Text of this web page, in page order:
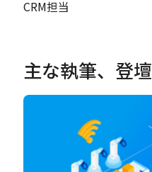
CRM担当
主な執筆、登壇